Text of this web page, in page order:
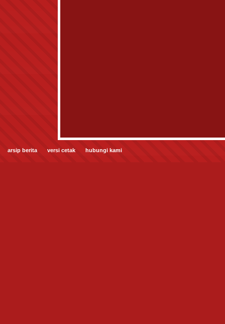
arsip berita versi cetak hubungi kami